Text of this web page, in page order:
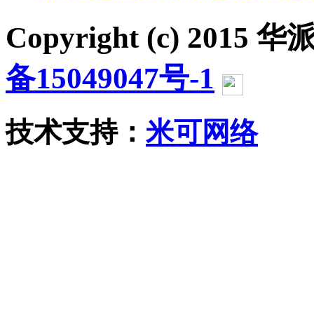
Copyright (c) 2015 华
备15049047号-1
技术支持： 米可网络